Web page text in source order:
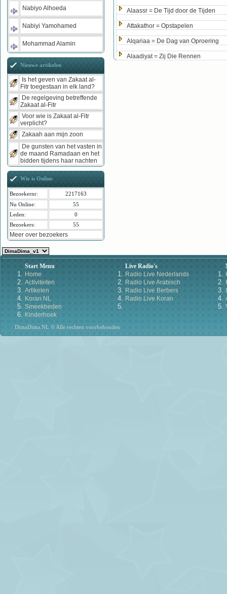
Alaassr = De Tijd door de Tijden
Attakathor = Opstapelen
Alqariaa = De Dag van Oproering
Alaadiyat = Zij Die Rennen
Nabiyo Alhoeda
Nabiyi Yamohamed
Mohammad Alamin
Nieuwe artikelen
Is het geven van Zakaat al-
Fitr toegestaan in elk land?
De regelgeving betreffende
Zakaat al-Fitr
Voor wie is Zakaat al-Fitr
verplicht?
Zakaah aan mijn zoon
De gunsten van het vasten in
de maand Ramadaan en het
bidden tijdens haar nachten
Wie is Online
Bezoekernr:
2217163
Nu Online:
55
Leden:
0
Bezoekers:
55
Meer over bezoekers
Start Menu
Home
Activiteiten
Artikelen
Koran NL
Smeekbeden
Kinderhoek
Live Radio's
Radio Live Nederlands
Radio Live Arabisch
Radio Live Berbers
Radio Live Koran
DimaDima.NL © Alle rechten voorbehouden